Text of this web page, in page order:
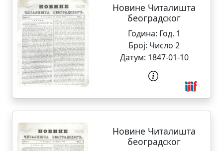
Новине Читалишта
београдског
Година: Год. 1
Број: Число 2
Датум: 1847-01-10
Новине Читалишта
београдског